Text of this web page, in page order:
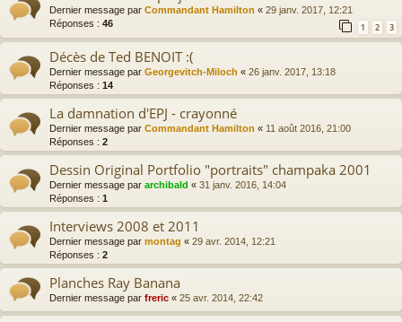
Dernier message par Commandant Hamilton « 29 janv. 2017, 12:21
Réponses : 46 1 2 3
Décès de Ted BENOIT :(
Dernier message par Georgevitch-Miloch « 26 janv. 2017, 13:18
Réponses : 14
La damnation d'EPJ - crayonné
Dernier message par Commandant Hamilton « 11 août 2016, 21:00
Réponses : 2
Dessin Original Portfolio "portraits" champaka 2001
Dernier message par archibald « 31 janv. 2016, 14:04
Réponses : 1
Interviews 2008 et 2011
Dernier message par montag « 29 avr. 2014, 12:21
Réponses : 2
Planches Ray Banana
Dernier message par freric « 25 avr. 2014, 22:42